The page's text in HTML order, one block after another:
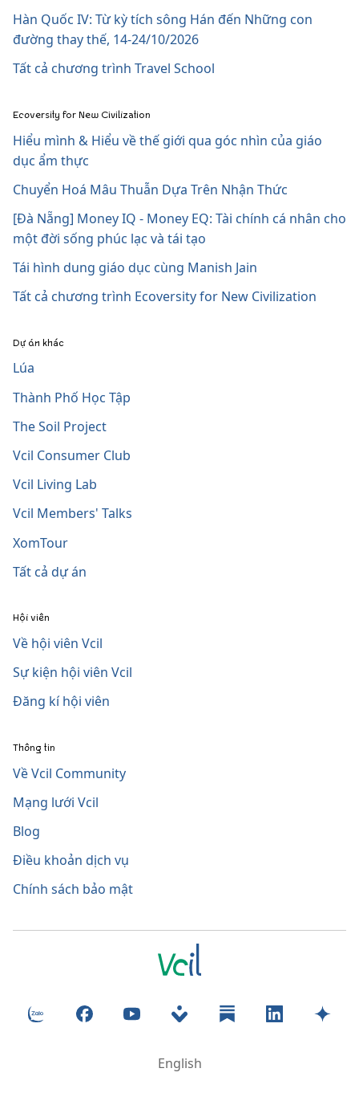
Hàn Quốc IV: Từ kỳ tích sông Hán đến Những con
đường thay thế, 14-24/10/2026
Tất cả chương trình Travel School
Ecoversity for New Civilization
Hiểu mình & Hiểu về thế giới qua góc nhìn của giáo
dục ẩm thực
Chuyển Hoá Mâu Thuẫn Dựa Trên Nhận Thức
[Đà Nẵng] Money IQ - Money EQ: Tài chính cá nhân cho
một đời sống phúc lạc và tái tạo
Tái hình dung giáo dục cùng Manish Jain
Tất cả chương trình Ecoversity for New Civilization
Dự án khác
Lúa
Thành Phố Học Tập
The Soil Project
Vcil Consumer Club
Vcil Living Lab
Vcil Members' Talks
XomTour
Tất cả dự án
Hội viên
Về hội viên Vcil
Sự kiện hội viên Vcil
Đăng kí hội viên
Thông tin
Về Vcil Community
Mạng lưới Vcil
Blog
Điều khoản dịch vụ
Chính sách bảo mật
Zalo FacebookYouTubeNas.io SubstackLinkedInLuma
English